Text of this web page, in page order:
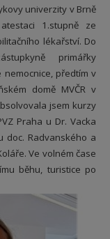
univerzity v Brně
1.stupně ze
lékařství. Do
primářky
předtím v
domě MVČR v
jsem kurzy
Praha u Dr. Vacka
doc. Radvanského a
Ve volném čase
běhu, turistice po